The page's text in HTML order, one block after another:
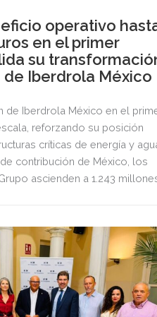
operativo
en el primer
su
Iberdrola México
de Iberdrola México en el
reforzando su posición
críticas de energía y
contribución de México, los
ascienden a 1.243